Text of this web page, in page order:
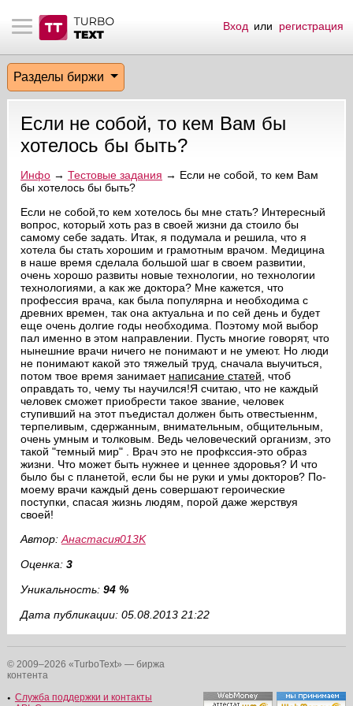
материалы
биржи
эфир
на сайте
пользователей
сообщения
по форуму
Вход или регистрация
Разделы биржи
Если не собой, то кем Вам бы
хотелось бы быть?
Инфо→ Тестовые задания → Если не собой, то кем Вам
бы хотелось бы быть?
Если не собой,то кем хотелось бы мне стать? Интересный
вопрос, который хоть раз в своей жизни да стоило бы
самому себе задать. Итак, я подумала и решила, что я
хотела бы стать хорошим и грамотным врачом. Медицина
в наше время сделала большой шаг в своем развитии,
очень хорошо развиты новые технологии, но технологии
технологиями, а как же доктора? Мне кажется, что
профессия врача, как была популярна и необходима с
древних времен, так она актуальна и по сей день и будет
еще очень долгие годы необходима. Поэтому мой выбор
пал именно в этом направлении. Пусть многие говорят, что
нынешние врачи ничего не понимают и не умеют. Но люди
не понимают какой это тяжелый труд, сначала выучиться,
потом твое время занимает написание статей , чтоб
оправдать то, чему ты научился!Я считаю, что не каждый
человек сможет приобрести такое звание, человек
ступивший на этот пъедистал должен быть отвестыеннм,
терпеливым, сдержанным, внимательным, общительным,
очень умным и толковым. Ведь человеческий организм, это
такой "темный мир" . Врач это не профкссия-это образ
жизни. Что может быть нужнее и ценнее здоровья? И что
было бы с планетой, если бы не руки и умы докторов? По-
моему врачи каждый день совершают героические
поступки, спасая жизнь людям, порой даже жерствуя
своей!
Автор: Анастасия013K
Оценка: 3
Уникальность: 94 %
Дата публикации: 05.08.2013 21:22
© 2009–2026 «TurboText» — биржа
контента
Служба поддержки и контакты